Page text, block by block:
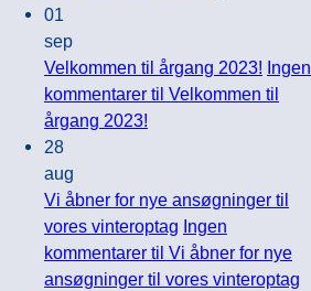
01
sep
Velkommen til årgang 2023! Ingen
kommentarer til Velkommen til
årgang 2023!
28
aug
Vi åbner for nye ansøgninger til
vores vinteroptag Ingen
kommentarer til Vi åbner for nye
ansøgninger til vores vinteroptag